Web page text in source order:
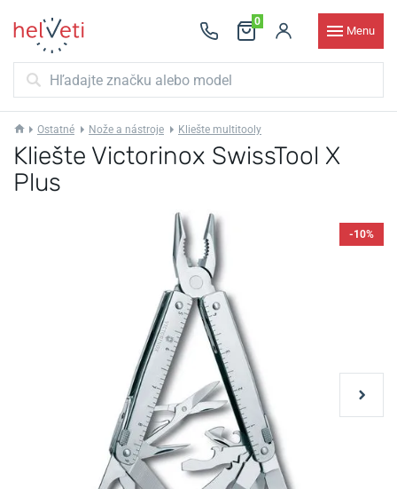
0
Menu
Ostatné Nože a nástroje Kliešte multitooly
Kliešte Victorinox SwissTool X
Plus
-10%